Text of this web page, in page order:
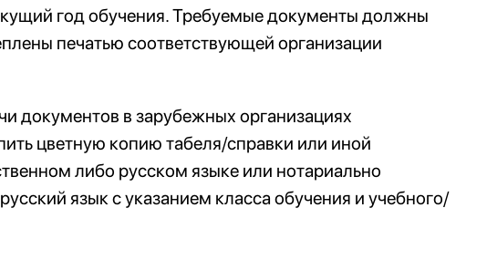
год обучения. Требуемые документы должны
печатью соответствующей организации
документов в зарубежных организациях
цветную копию табеля/справки или иной
либо русском языке или нотариально
язык с указанием класса обучения и учебного/